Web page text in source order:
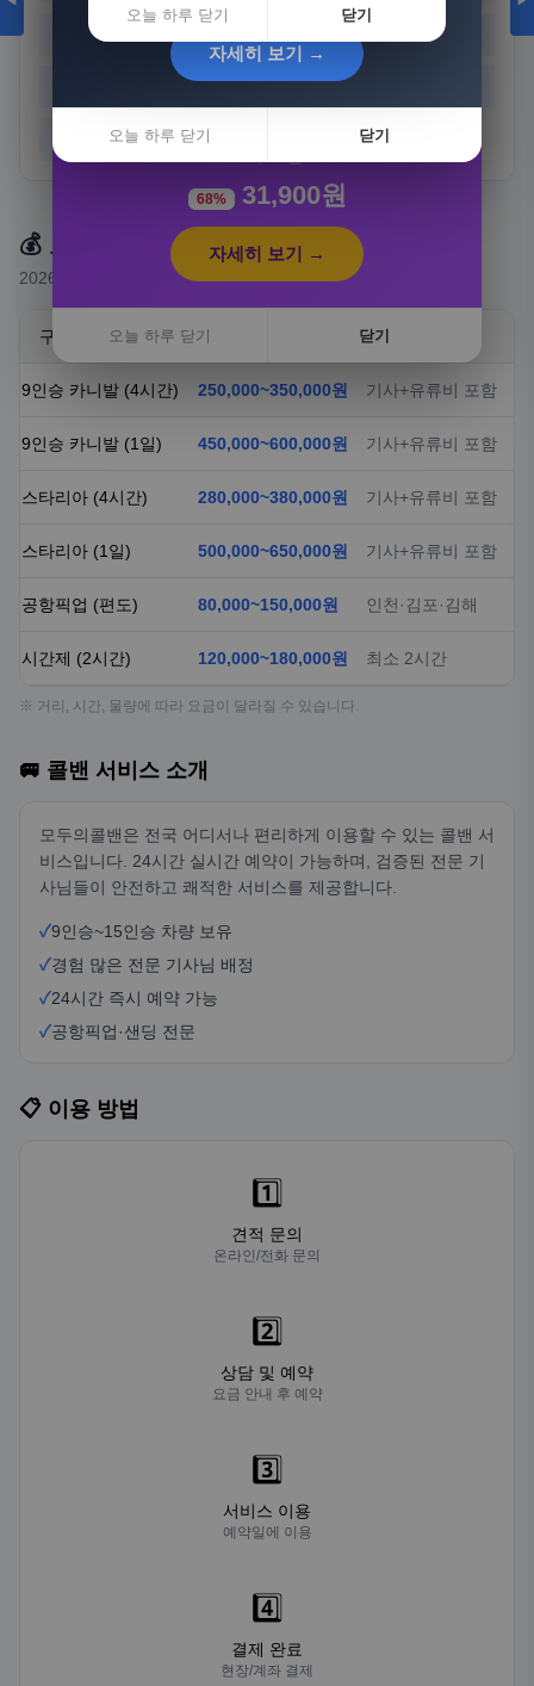
경기 충남
전남 경북
💰 요금 안내
2026년 기준 예상 요금 (실제 요금은 상담 시 확정)
구분
9인승 카니발 (4시간) 250,000~350,000원 기사+유류비 포함
9인승 카니발 (1일) 450,000~600,000원 기사+유류비 포함
스타리아 (4시간) 280,000~380,000원 기사+유류비 포함
스타리아 (1일) 500,000~650,000원 기사+유류비 포함
공항픽업 (편도) 80,000~150,000원 인천·김포·김해
시간제 (2시간) 120,000~180,000원 최소 2시간
※ 거리, 시간, 물량에 따라 요금이 달라질 수 있습니다.
🚐 콜밴 서비스 소개
모두의콜밴은 전국 어디서나 편리하게 이용할 수 있는 콜밴 서
비스입니다. 24시간 실시간 예약이 가능하며, 검증된 전문 기
사님들이 안전하고 쾌적한 서비스를 제공합니다.
✓9인승~15인승 차량 보유
✓경험 많은 전문 기사님 배정
✓24시간 즉시 예약 가능
✓공항픽업·샌딩 전문
📋 이용 방법
1️⃣
견적 문의
온라인/전화 문의
2️⃣
상담 및 예약
요금 안내 후 예약
3️⃣
서비스 이용
예약일에 이용
4️⃣
결제 완료
현장/계좌 결제
오늘 하루 닫기 닫기
68% 31,900원
자세히 보기 →
오늘 하루 닫기 닫기
자세히 보기 →
오늘 하루 닫기 닫기